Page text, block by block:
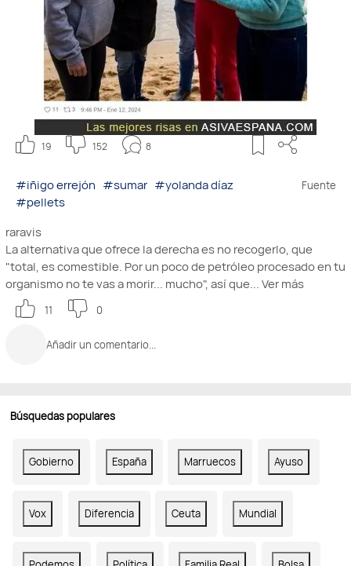
19 152 8
#iñigo errejón #sumar #yolanda díaz
#pellets
Fuente
raravis
La alternativa que ofrece la derecha es no recogerlo, que
"total, es comestible. Por un poco de petróleo procesado en tu
organismo no te vas a morir... mucho", así que...Ver más
11 0
Añadir un comentario...
Búsquedas populares
Gobierno España Marruecos Ayuso
Vox Diferencia Ceuta Mundial